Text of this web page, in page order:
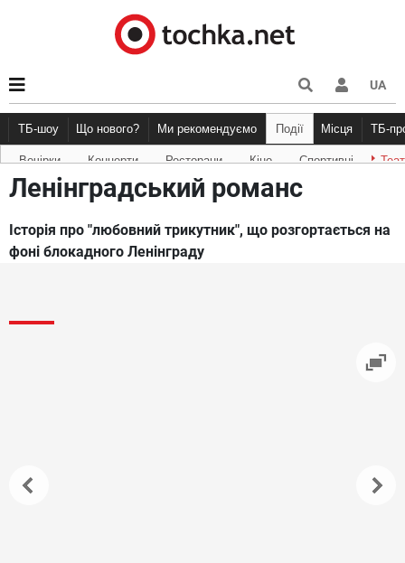
UA
ТБ-шоу Що нового?
Новини афіші Рецензії Куди піти Точка
Ми рекомендуємо Події Місця ТБ-
Вечірки Концерти Ресторани Кіно Спортивні
Ленінградський романс
Історія про "любовний трикутник", що розгортається на
фоні блокадного Ленінграду